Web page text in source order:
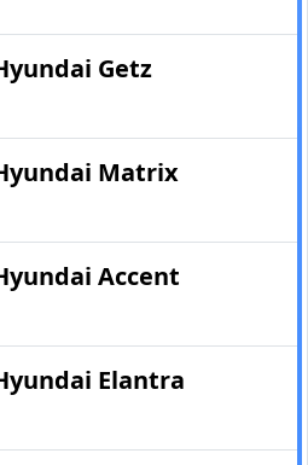
Getz
Matrix
Accent
Elantra